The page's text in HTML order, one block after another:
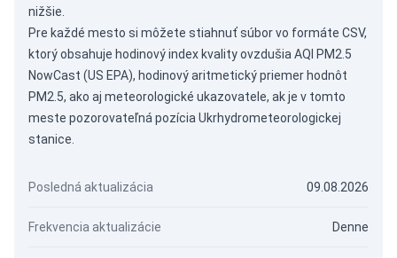
nižšie.
Pre každé mesto si môžete stiahnuť súbor vo formáte CSV,
ktorý obsahuje hodinový index kvality ovzdušia AQI PM2.5
NowCast (US EPA), hodinový aritmetický priemer hodnôt
PM2.5, ako aj meteorologické ukazovatele, ak je v tomto
meste pozorovateľná pozícia Ukrhydrometeorologickej
stanice.
Posledná aktualizácia 09.08.2026
Frekvencia aktualizácie Denne